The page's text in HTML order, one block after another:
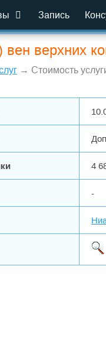
Запись
верхних
→ Стоимость
4
-